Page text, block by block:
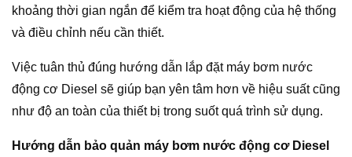
khoảng thời gian ngắn để kiểm tra hoạt động của hệ thống
và điều chỉnh nếu cần thiết.
Việc tuân thủ đúng hướng dẫn lắp đặt máy bơm nước
động cơ Diesel sẽ giúp bạn yên tâm hơn về hiệu suất cũng
như độ an toàn của thiết bị trong suốt quá trình sử dụng.
Hướng dẫn bảo quản máy bơm nước động cơ Diesel